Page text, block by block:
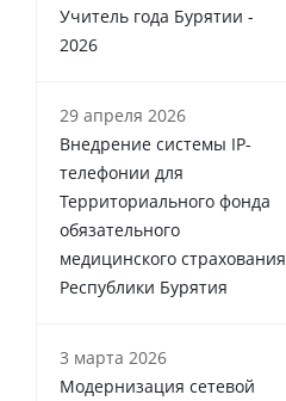
Учитель года Бурятии -
2026
29 апреля 2026
Внедрение системы IP-
телефонии для
Территориального фонда
обязательного
медицинского страхования
Республики Бурятия
3 марта 2026
Модернизация сетевой